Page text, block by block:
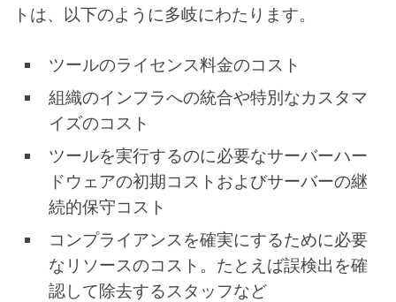
トは、以下のように多岐にわたります。
ツールのライセンス料金のコスト
組織のインフラへの統合や特別なカスタマ
イズのコスト
ツールを実行するのに必要なサーバーハー
ドウェアの初期コストおよびサーバーの継
続的保守コスト
コンプライアンスを確実にするために必要
なリソースのコスト。たとえば誤検出を確
認して除去するスタッフなど